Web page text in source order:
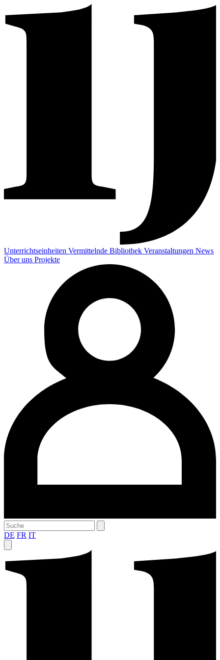
Unterrichtseinheiten Vermittelnde Bibliothek Veranstaltungen News
Über uns Projekte
DE FR IT